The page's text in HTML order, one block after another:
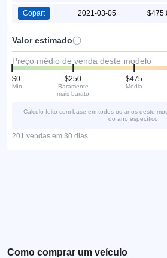
Copart 2021-03-05
Valor estimado
Preço médio de venda deste modelo
$0
Mín
$250
Raramente
mais barato
$475
Média
Cálculo feito com base em todos os anos deste
do ano específico.
201 vendas em 30 dias
Como comprar um veículo